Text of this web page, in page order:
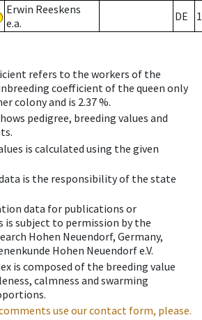
Erwin Reeskens
e.a.
DE
refers to the workers of the
coefficient of the queen only
colony and is 2.37 %.
pedigree, breeding values and
is calculated using the given
is the responsibility of the state
data for publications or
is subject to permission by the
Hohen Neuendorf, Germany,
Hohen Neuendorf e.V.
is composed of the breeding value
calmness and swarming
use our contact form, please.